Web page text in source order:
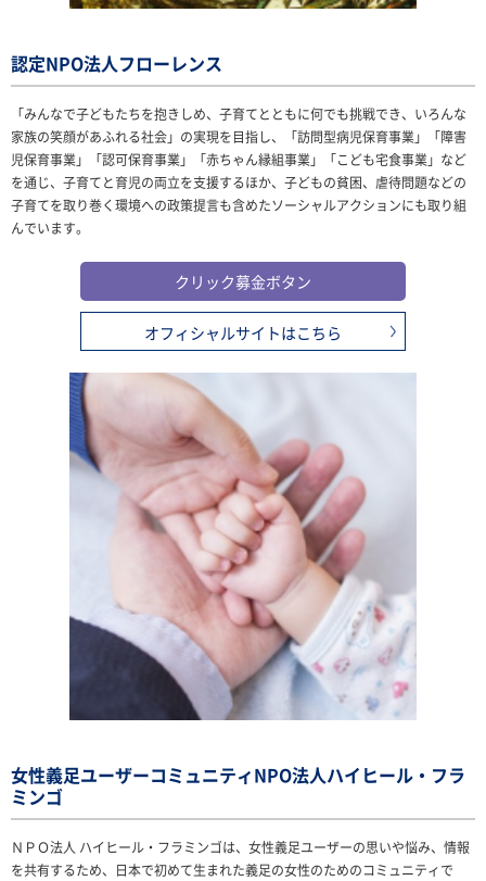
認定NPO法人フローレンス
「みんなで子どもたちを抱きしめ、子育てとともに何でも挑戦でき、いろんな
家族の笑顔があふれる社会」の実現を目指し、「訪問型病児保育事業」「障害
児保育事業」「認可保育事業」「赤ちゃん縁組事業」「こども宅食事業」など
を通じ、子育てと育児の両立を支援するほか、子どもの貧困、虐待問題などの
子育てを取り巻く環境への政策提言も含めたソーシャルアクションにも取り組
んでいます。
クリック募金ボタン
オフィシャルサイトはこちら
女性義足ユーザーコミュニティNPO法人ハイヒール・フラ
ミンゴ
ＮＰＯ法人 ハイヒール・フラミンゴは、女性義足ユーザーの思いや悩み、情報
を共有するため、日本で初めて生まれた義足の女性のためのコミュニティで